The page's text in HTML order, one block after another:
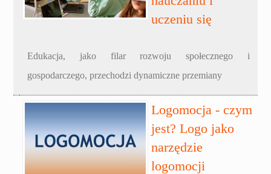
uczeniu się
Edukacja, jako filar rozwoju społecznego i
gospodarczego, przechodzi dynamiczne przemiany
Logomocja - czym
jest? Logo jako
narzędzie
logomocji